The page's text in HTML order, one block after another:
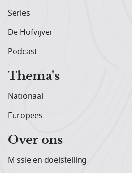
Series
De Hofvijver
Podcast
Thema's
Nationaal
Europees
Over ons
Missie en doelstelling